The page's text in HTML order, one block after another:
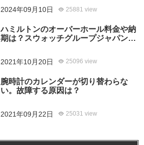
2024年09月10日 25881 view
ハミルトンのオーバーホール料金や納
期は？スウォッチグループジャパンと
2021年10月20日 25096 view
腕時計のカレンダーが切り替わらな
い。故障する原因は？
2021年09月22日 25031 view